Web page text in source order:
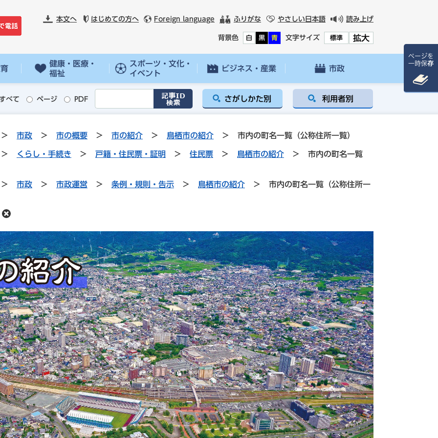
本文へ はじめての方へ Foreign language ふりがな やさしい日本語 読み上げ
背景色 白 黒 青 文字サイズ 標準 拡大
健康・医療・
福祉
スポーツ・文化・
イベント
ビジネス・産業 市政
べて ページ PDF さがしかた別 利用者別
> 市政 > 市の概要 > 市の紹介 > 鳥栖市の紹介 > 市内の町名一覧（公称住所一覧）
> くらし・手続き > 戸籍・住民票・証明 > 住民票 > 鳥栖市の紹介 > 市内の町名一覧
> 市政 > 市政運営 > 条例・規則・告示 > 鳥栖市の紹介 > 市内の町名一覧（公称住所一
ページを
一時保存